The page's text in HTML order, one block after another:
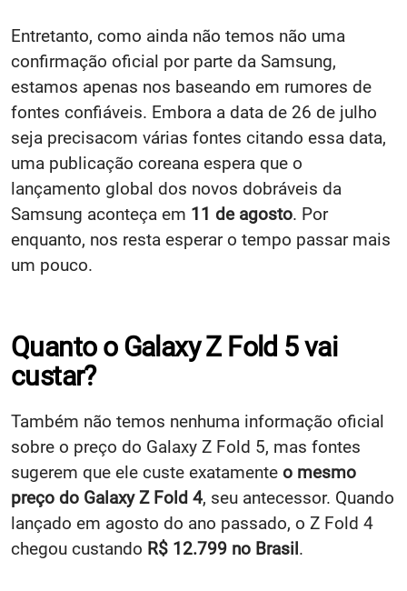
Entretanto, como ainda não temos não uma
confirmação oficial por parte da Samsung,
estamos apenas nos baseando em rumores de
fontes confiáveis. Embora a data de 26 de julho
seja precisacom várias fontes citando essa data,
uma publicação coreana espera que o
lançamento global dos novos dobráveis da
Samsung aconteça em 11 de agosto. Por
enquanto, nos resta esperar o tempo passar mais
um pouco.
Quanto o Galaxy Z Fold 5 vai
custar?
Também não temos nenhuma informação oficial
sobre o preço do Galaxy Z Fold 5, mas fontes
sugerem que ele custe exatamente o mesmo
preço do Galaxy Z Fold 4, seu antecessor. Quando
lançado em agosto do ano passado, o Z Fold 4
chegou custando R$ 12.799 no Brasil.